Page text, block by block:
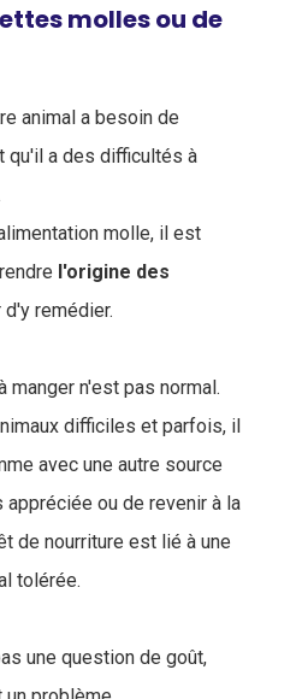
molles ou de
animal a besoin de
qu'il a des difficultés à
molle, il est
l'origine des
remédier.
manger n'est pas normal.
difficiles et parfois, il
avec une autre source
ou de revenir à la
de nourriture est lié à une
tolérée.
une question de goût,